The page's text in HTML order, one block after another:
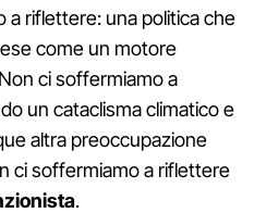
a riflettere: una politica che
come un motore
ci soffermiamo a
un cataclisma climatico e
altra preoccupazione
ci soffermiamo a riflettere
.